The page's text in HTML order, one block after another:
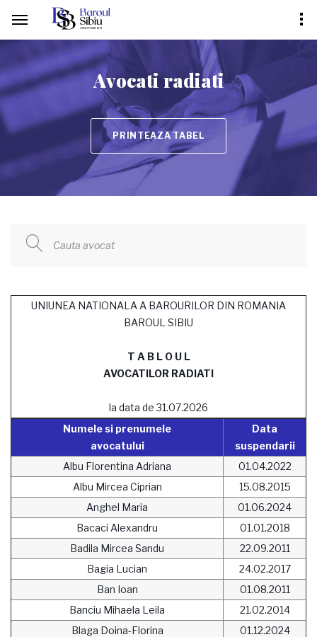
Avocati radiati
PRINTEAZA TABEL
Cauta avocat
UNIUNEA NATIONALA A BAROURILOR DIN ROMANIA
BAROUL SIBIU
T A B L O U L
AVOCATILOR RADIATI
la data de 31.07.2026
Numele si prenumele
avocatului
Data
suspendarii
Albu Florentina Adriana
01.04.2022
Albu Mircea Ciprian
15.08.2015
Anghel Maria
01.06.2024
Bacaci Alexandru
01.01.2018
Badila Mircea Sandu
22.09.2011
Bagia Lucian
24.02.2017
Ban Ioan
01.08.2011
Banciu Mihaela Leila
21.02.2014
Blaga Doina-Florina
01.12.2024